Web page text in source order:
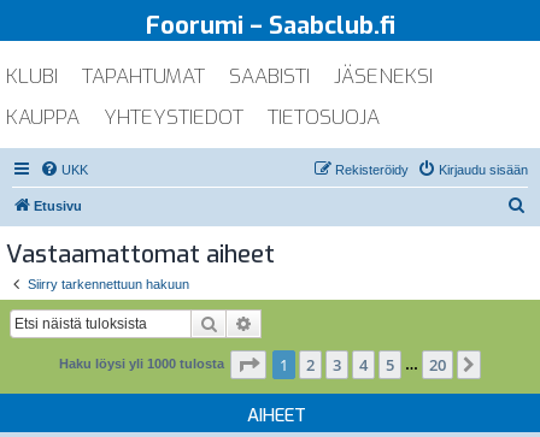
Foorumi – Saabclub.fi
KLUBI TAPAHTUMAT SAABISTI
JÄSENEKSI
KAUPPA
YHTEYSTIEDOT TIETOSUOJA
UKK Kirjaudu sisään
Rekisteröidy
Etusivu
Vastaamattomat aiheet
Siirry tarkennettuun hakuun
Etsi
Haku löysi yli 1000 tulosta Sivu /20
1 2 3 4 5 … 20
AIHEET